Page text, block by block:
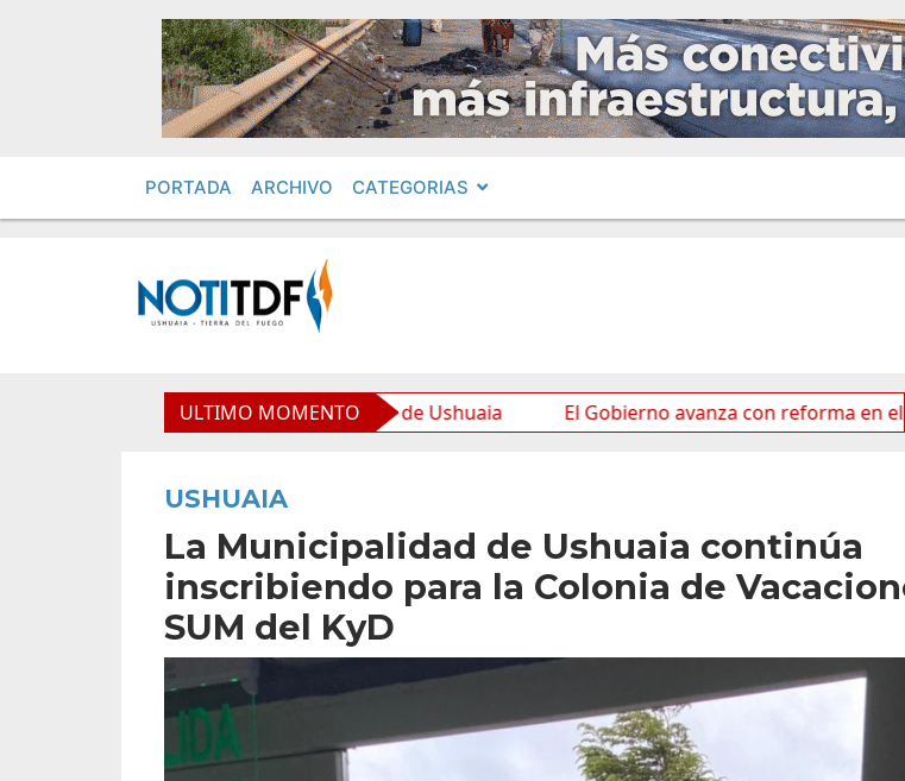
PORTADA ARCHIVO CATEGORIAS
ULTIMO MOMENTO
para la Nueva Usina de Ushuaia El Gobierno avanza con reforma en el Senado
USHUAIA
La Municipalidad de Ushuaia continúa
inscribiendo para la Colonia de
SUM del KyD